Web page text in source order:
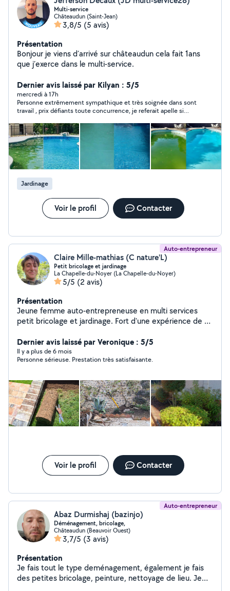
Multi-service
Châteaudun (Saint-Jean)
3,8/5 (5 avis)
Présentation
Bonjour je viens d´arrivé sur châteaudun cela fait 1ans
que j´exerce dans le multi-service.
Dernier avis laissé par Kilyan : 5/5
mercredi à 17h
Personne extrêmement sympathique et très soignée dans sont
travail , prix défiants toute concurrence, je referait apelle si
rencontrer
Jardinage
Voir le profil Contacter
Auto-entrepreneur
Claire Mille-mathias (C nature'L)
Petit bricolage et jardinage
La Chapelle-du-Noyer (La Chapelle-du-Noyer)
5/5 (2 avis)
Présentation
Jeune femme auto-entrepreneuse en multi services
petit bricolage et jardinage. Fort d'une expérience de 7
je suis donc une paysagiste aguerri et une bricoleuse
minutieuse
Dernier avis laissé par Veronique : 5/5
Il y a plus de 6 mois
Personne sérieuse. Prestation très satisfaisante.
Voir le profil Contacter
Auto-entrepreneur
Abaz Durmishaj (bazinjo)
Déménagement, bricolage,
Châteaudun (Beauvoir Ouest)
3,7/5 (3 avis)
Présentation
Je fais tout le type deménagement, également je fais
des petites bricolage, peinture, nettoyage de lieu. Je